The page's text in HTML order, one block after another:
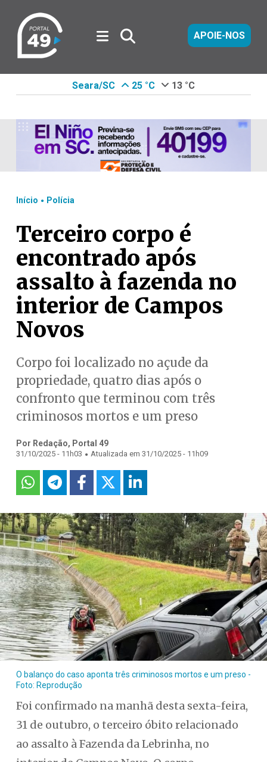
APOIE-NOS
Seara/SC 25 °C 13 °C
Início . Polícia
Terceiro corpo é
encontrado após
assalto à fazenda no
interior de Campos
Novos
Corpo foi localizado no açude da
propriedade, quatro dias após o
confronto que terminou com três
criminosos mortos e um preso
Por Redação, Portal 49
31/10/2025 - 11h03 . Atualizada em 31/10/2025 - 11h09
O balanço do caso aponta três criminosos mortos e um preso -
Foto: Reprodução
Foi confirmado na manhã desta sexta-feira,
31 de outubro, o terceiro óbito relacionado
ao assalto à Fazenda da Lebrinha, no